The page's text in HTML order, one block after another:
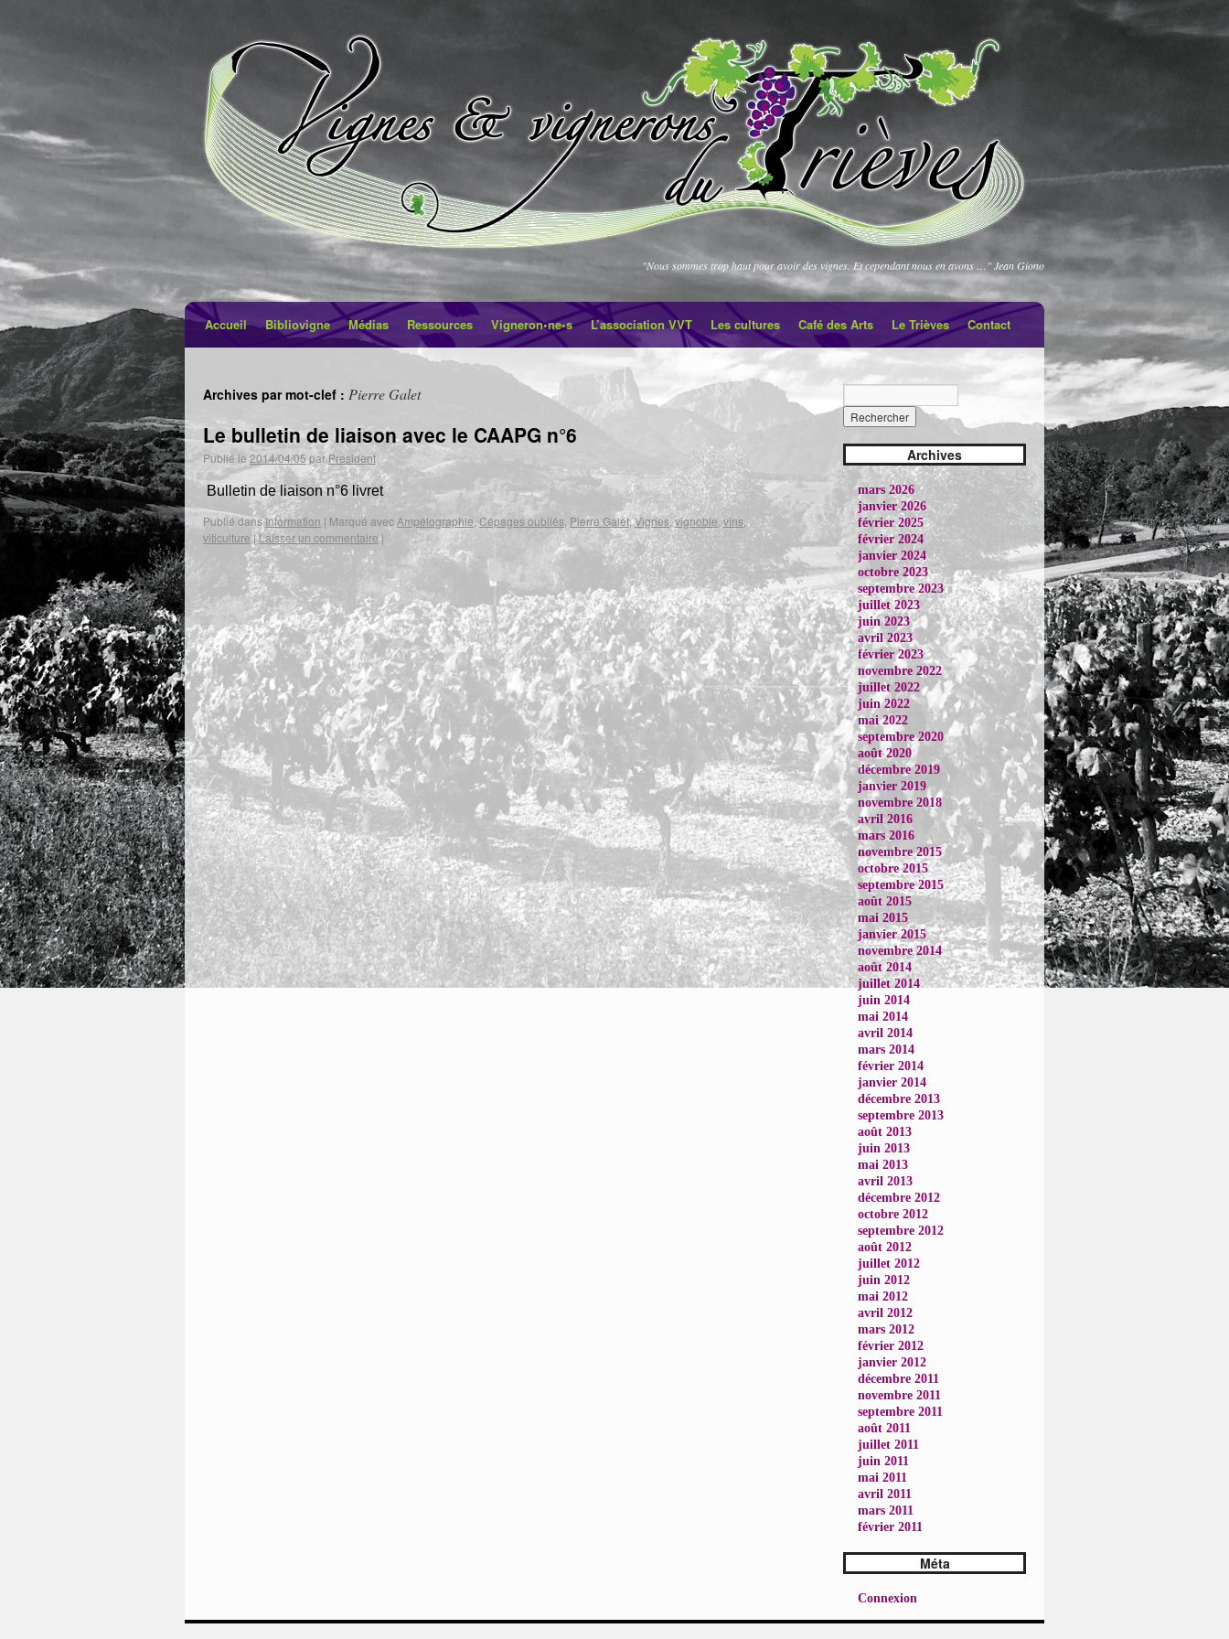
"Nous sommes trop haut pour avoir des vignes. Et cependant nous en avons …" Jean Giono
Accueil Bibliovigne Médias Ressources Vigneron•ne•s L’association VVT Les cultures Café des Arts Le Trièves Contact
Archives par mot-clef : Pierre Galet
Le bulletin de liaison avec le CAAPG n°6
Publié le 2014/04/05parPresident
Bulletin de liaison n°6 livret
Publié dansInformation | Marqué avec Ampélographie,Cépages oubliés Pierre Galet,Vignes,vignoble ,vins,
viticulture | Laisser un commentaire |
Archives
mars 2026
janvier 2026
février 2025
février 2024
janvier 2024
octobre 2023
septembre 2023
juillet 2023
juin 2023
avril 2023
février 2023
novembre 2022
juillet 2022
juin 2022
mai 2022
septembre 2020
août 2020
décembre 2019
janvier 2019
novembre 2018
avril 2016
mars 2016
novembre 2015
octobre 2015
septembre 2015
août 2015
mai 2015
janvier 2015
novembre 2014
août 2014
juillet 2014
juin 2014
mai 2014
avril 2014
mars 2014
février 2014
janvier 2014
décembre 2013
septembre 2013
août 2013
juin 2013
mai 2013
avril 2013
décembre 2012
octobre 2012
septembre 2012
août 2012
juillet 2012
juin 2012
mai 2012
avril 2012
mars 2012
février 2012
janvier 2012
décembre 2011
novembre 2011
septembre 2011
août 2011
juillet 2011
juin 2011
mai 2011
avril 2011
mars 2011
février 2011
Méta
Connexion